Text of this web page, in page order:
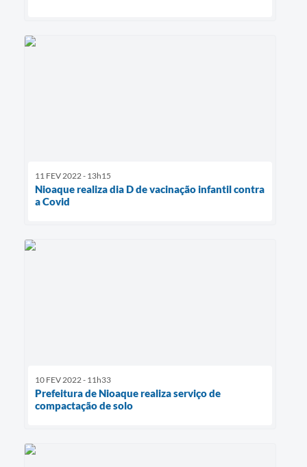
11 FEV 2022 - 13h15
Nioaque realiza dia D de vacinação infantil contra
a Covid
10 FEV 2022 - 11h33
Prefeitura de Nioaque realiza serviço de
compactação de solo